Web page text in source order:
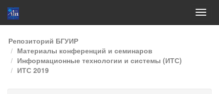
Skip
navigation
Репозиторий БГУИР
Материалы конференций и семинаров
Информационные технологии и системы (ИТС)
ИТС 2019